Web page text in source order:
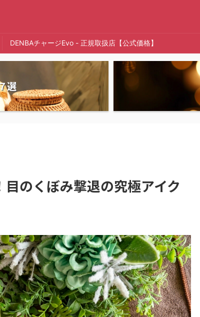
DENBAチャージEvo - 正規取扱店【公式価格】
選
のくぼみ撃退の究極アイク